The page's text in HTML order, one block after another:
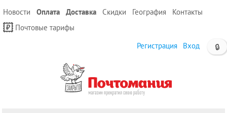
Новости Оплата Доставка Скидки География
Контакты
Почтовые тарифы
🔒
Регистрация Вход